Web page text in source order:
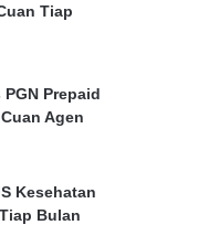
Tiap
Prepaid
Agen
Kesehatan
Bulan